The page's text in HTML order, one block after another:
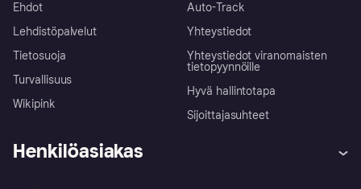
Ehdot
Lehdistöpalvelut
Tietosuoja
Turvallisuus
Wikipink
Auto-Track
Yhteystiedot
Yhteystiedot viranomaisten
tietopyynnöille
Hyvä hallintotapa
Sijoittajasuhteet
Henkilöasiakas
Ohje